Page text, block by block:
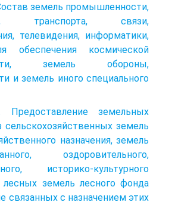
земель промышленности,
транспорта, связи,
телевидения, информатики,
обеспечения космической
земель обороны,
и земель иного специального
Предоставление земельных
сельскохозяйственных земель
назначения, земель
оздоровительного,
историко-культурного
лесных земель лесного фонда
связанных с назначением этих